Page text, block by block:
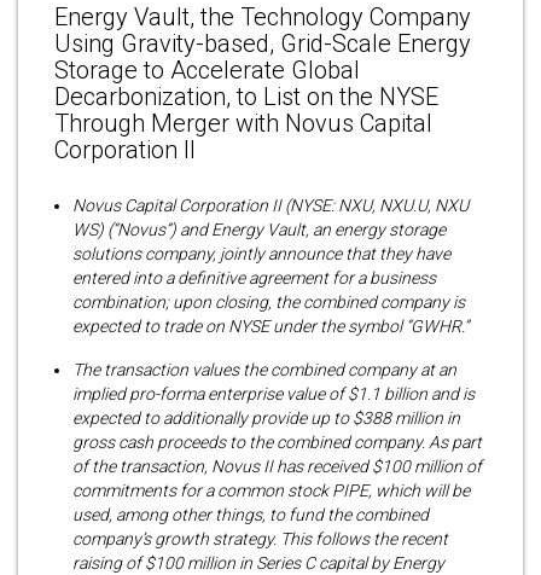
Energy Vault, the Technology Company
Using Gravity-based, Grid-Scale Energy
Storage to Accelerate Global
Decarbonization, to List on the NYSE
Through Merger with Novus Capital
Corporation II
Novus Capital Corporation II (NYSE: NXU, NXU.U, NXU
WS) (“Novus”) and Energy Vault, an energy storage
solutions company, jointly announce that they have
entered into a definitive agreement for a business
combination; upon closing, the combined company is
expected to trade on NYSE under the symbol “GWHR.”
The transaction values the combined company at an
implied pro-forma enterprise value of $1.1 billion and is
expected to additionally provide up to $388 million in
gross cash proceeds to the combined company. As part
of the transaction, Novus II has received $100 million of
commitments for a common stock PIPE, which will be
used, among other things, to fund the combined
company’s growth strategy. This follows the recent
raising of $100 million in Series C capital by Energy